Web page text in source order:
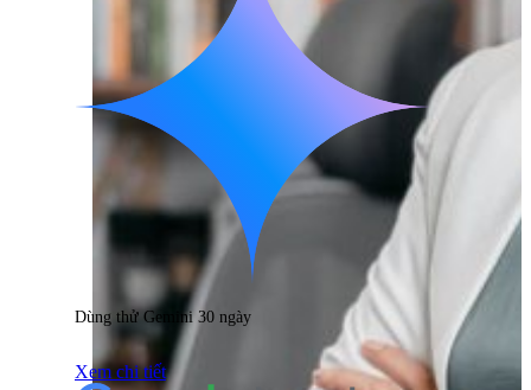
Dùng thử Gemini 30 ngày
Xem chi tiết